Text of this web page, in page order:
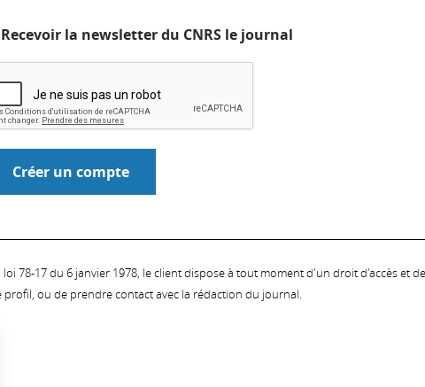
Recevoir la newsletter du CNRS le journal
78-17 du 6 janvier 1978, le client dispose à tout moment d'un droit d'accès et
ou de prendre contact avec la rédaction du journal.